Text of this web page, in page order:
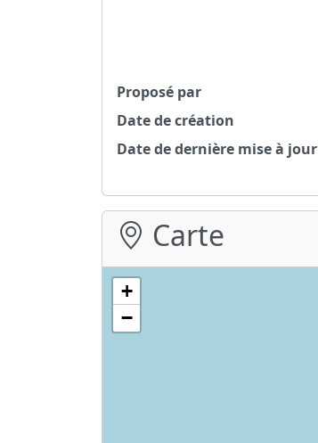
Proposé par
Date de création
Date de dernière mise à jour
Carte
+
−